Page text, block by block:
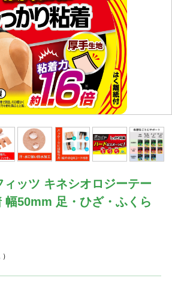
ィッツ キネシオロジーテー
幅50mm 足・ひざ・ふくら